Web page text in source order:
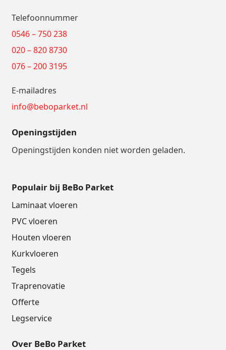
Telefoonnummer
0546 – 750 238
020 – 820 8730
076 – 200 3195
E-mailadres
info@beboparket.nl
Openingstijden
Openingstijden konden niet worden geladen.
Populair bij BeBo Parket
Laminaat vloeren
PVC vloeren
Houten vloeren
Kurkvloeren
Tegels
Traprenovatie
Offerte
Legservice
Over BeBo Parket